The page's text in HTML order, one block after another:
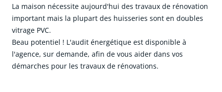
La maison nécessite aujourd'hui des travaux de rénovation
important mais la plupart des huisseries sont en doubles
vitrage PVC.
Beau potentiel ! L'audit énergétique est disponible à
l'agence, sur demande, afin de vous aider dans vos
démarches pour les travaux de rénovations.